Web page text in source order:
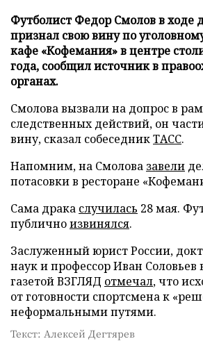
Футболист Федор Смолов в ходе
признал свою вину по
кафе «Кофемания» в центре
года, сообщил источник в
органах.
Смолова вызвали на допрос в
следственных действий, он
вину, сказал собеседникТАСС.
Напомним, на Смолова завели
потасовки в ресторане
Сама драка случилась 28 мая.
публичноизвинялся.
Заслуженный юрист России,
наук и профессор Иван Соловьев
газетой ВЗГЛЯД отмечал, что
от готовности спортсмена к
неформальными путями.
Текст: Алексей Дегтярев